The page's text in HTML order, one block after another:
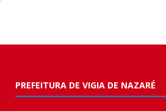
PREFEITURA DE VIGIA DE NAZARÉ